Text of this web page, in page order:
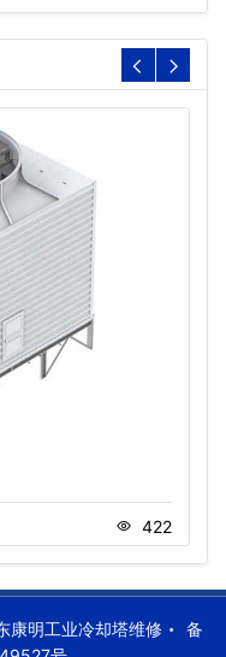
422
明工业冷却塔维修
备